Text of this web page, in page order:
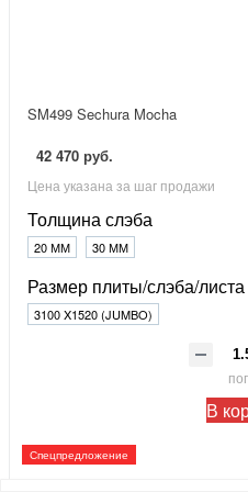
SM499 Sechura Mocha
42 470 руб.
Цена указана за шаг продажи
Толщина слэба
20 ММ 30 ММ
Размер плиты/слэба/
3100 X1520 (JUMBO)
В
Спецпредложение